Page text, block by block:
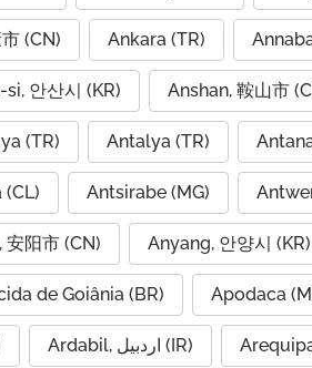
(CN) Ankara (TR)
안산시 (KR) Anshan, 鞍山市
(TR) Antalya (TR)
Antsirabe (MG)
安阳市 (CN) Anyang, 안양시 (KR)
de Goiânia (BR) Apodaca
Ardabil, اردبیل (IR)